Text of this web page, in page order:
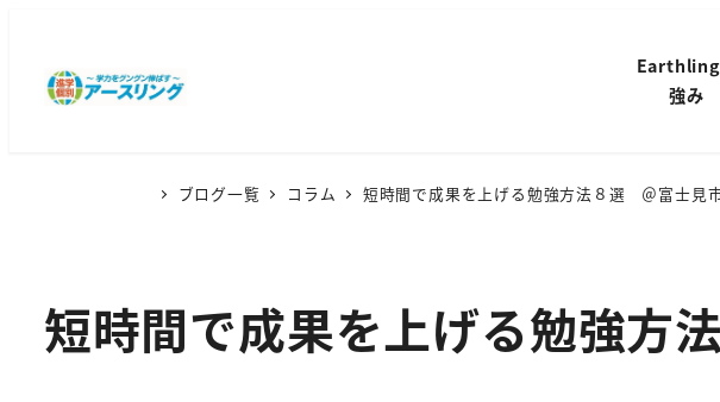
Earthling
強み
ブログ一覧 コラム 短時間で成果を上げる勉強方法８選 ＠富士見
短時間で成果を上げる勉強